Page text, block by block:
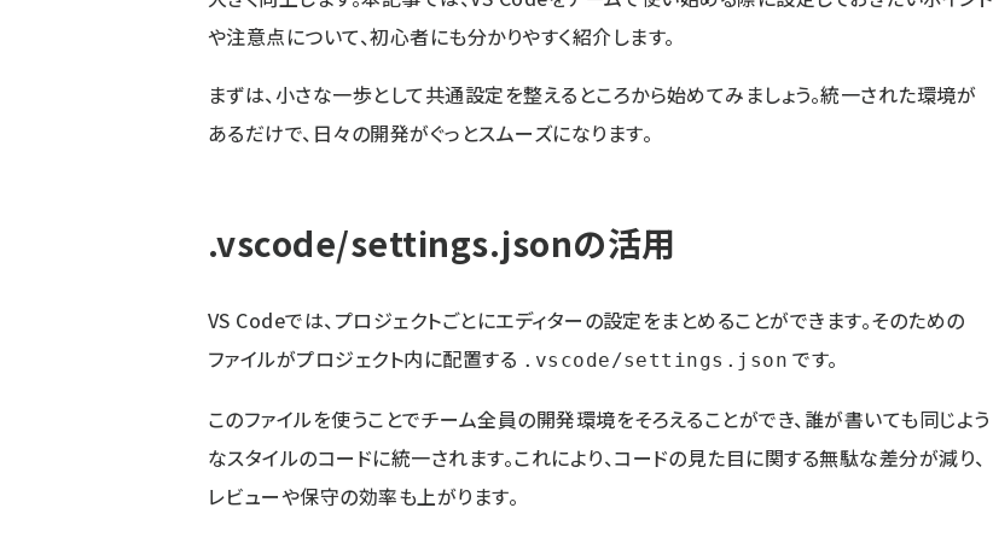
や注意点について、初心者にも分かりやすく紹介します。
まずは、小さな一歩として共通設定を整えるところから始めてみましょう。統一された環境が
あるだけで、日々の開発がぐっとスムーズになります。
.vscode/settings.jsonの活用
VS Codeでは、プロジェクトごとにエディターの設定をまとめることができます。そのための
ファイルがプロジェクト内に配置する .vscode/settings.json です。
このファイルを使うことでチーム全員の開発環境をそろえることができ、誰が書いても同じよう
なスタイルのコードに統一されます。これにより、コードの見た目に関する無駄な差分が減り、
レビューや保守の効率も上がります。